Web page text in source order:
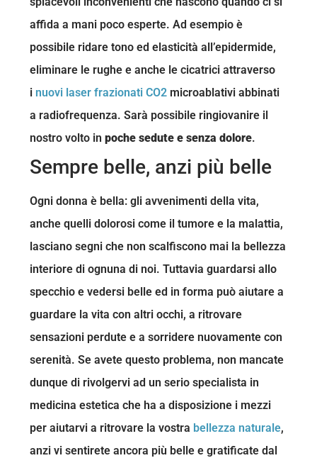
affida a mani poco esperte. Ad esempio è
possibile ridare tono ed elasticità all’epidermide,
eliminare le rughe e anche le cicatrici attraverso
i nuovi laser frazionati CO2 microablativi abbinati
a radiofrequenza. Sarà possibile ringiovanire il
nostro volto in poche sedute e senza dolore.
Sempre belle, anzi più belle
Ogni donna è bella: gli avvenimenti della vita,
anche quelli dolorosi come il tumore e la malattia,
lasciano segni che non scalfiscono mai la bellezza
interiore di ognuna di noi. Tuttavia guardarsi allo
specchio e vedersi belle ed in forma può aiutare a
guardare la vita con altri occhi, a ritrovare
sensazioni perdute e a sorridere nuovamente con
serenità. Se avete questo problema, non mancate
dunque di rivolgervi ad un serio specialista in
medicina estetica che ha a disposizione i mezzi
per aiutarvi a ritrovare la vostra bellezza naturale,
anzi vi sentirete ancora più belle e gratificate dal